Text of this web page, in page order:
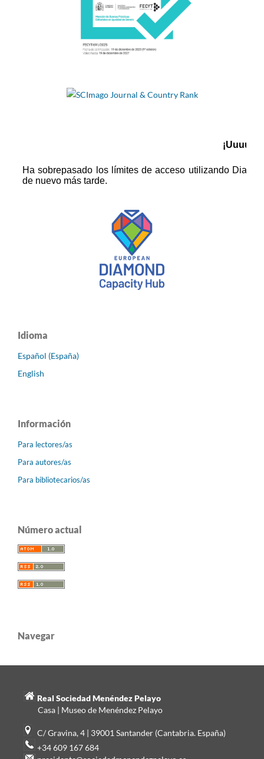
Idioma
Español (España)
English
Información
Para lectores/as
Para autores/as
Para bibliotecarios/as
Número actual
Navegar
Real Sociedad Menéndez Pelayo
Casa | Museo de Menéndez Pelayo
C/ Gravina, 4 | 39001 Santander (Cantabria. España)
+34 609 167 684